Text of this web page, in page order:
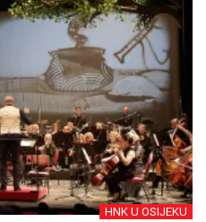
HNK U OSIJEKU